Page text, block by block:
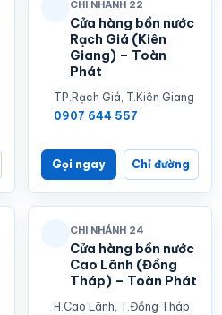
CHI NHÁNH 22
Cửa hàng bồn nước
Rạch Giá (Kiên
Giang) – Toàn
Phát
TP.Rạch Giá, T.Kiên Giang
0907 644 557
Gọi ngay Chỉ đường
CHI NHÁNH 24
Cửa hàng bồn nước
Cao Lãnh (Đồng
Tháp) – Toàn Phát
H.Cao Lãnh, T.Đồng Tháp